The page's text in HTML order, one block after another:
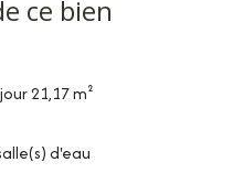
ce bien
21,17 m²
d'eau